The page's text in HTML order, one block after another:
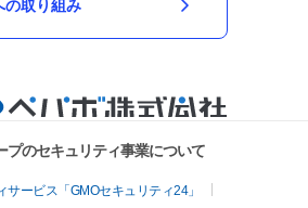
の取り組み
プのセキュリティ事業について
ービス「GMOセキュリティ24」